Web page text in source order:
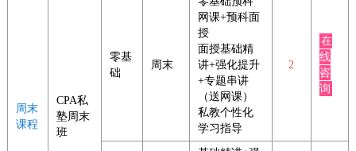
周末
课程
CPA私
塾周末
班
零基
础
周末
网课+预科面
授
面授基础精
讲+强化提升
+专题串讲
（送网课）
私教个性化
学习指导
2
在
线
咨
询